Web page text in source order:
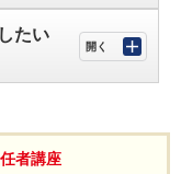
たい
者講座